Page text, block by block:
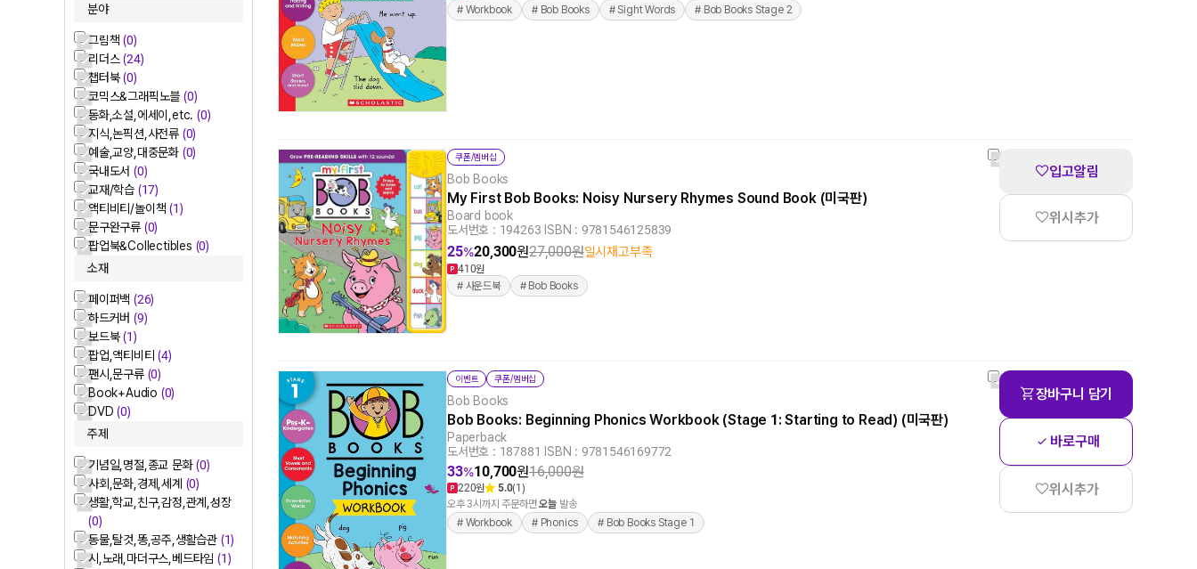
분야
그림책(0)
리더스(24)
챕터북(0)
코믹스&그래픽노블(0)
동화,소설,에세이,etc. (0)
지식,논픽션,사전류 (0)
예술,교양,대중문화 (0)
국내도서 (0)
교재/학습 (17)
액티비티/놀이책(1)
문구완구류 (0)
팝업북&Collectibles (0)
소재
페이퍼백 (26)
하드커버 (9)
보드북(1)
팝업,액티비티(4)
팬시,문구류 (0)
Book+Audio (0)
DVD(0)
주제
기념일,명절,종교 문화(0)
사회,문화,경제,세계 (0)
생활,학교,친구,감정,관계,성장
(0)
동물,탈것,똥,공주,생활습관 (1)
시,노래,마더구스,베드타임(1)
# Workbook
# Bob Books # Sight Words # Bob Books Stage 2
쿠폰/멤버십
Bob Books
My First Bob Books: Noisy Nursery Rhymes Sound Book (미국판)
Board book
도서번호 : 194263 ISBN : 9781546125839
25%20,300원27,000원일시재고부족
410원
# 사운드북
# Bob Books
입고알림
위시추가
이벤트 쿠폰/멤버십
Bob Books
Bob Books: Beginning Phonics Workbook (Stage 1: Starting to Read) (미국판)
Paperback
도서번호 : 187881
ISBN : 9781546169772
33%10,700원16,000원
220원 5.0(1)
오후 3시까지 주문하면오늘 발송
# Workbook
# Phonics # Bob Books Stage 1
장바구니 담기
바로구매
위시추가